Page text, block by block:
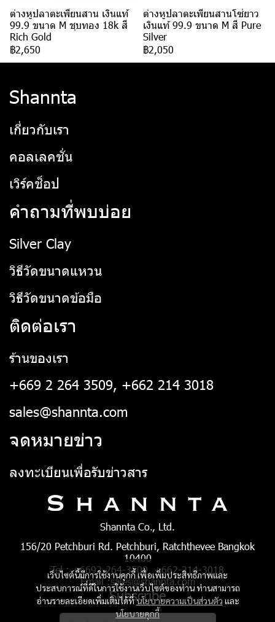
ต่างหูปลาตะเพียนสาน เงินแท้
99.9 ขนาด M ชุบทอง 18k สี
Rich Gold
฿2,650
ต่างหูปลาตะเพียนสานโซ่ยาว
เงินแท้ 99.9 ขนาด M สี Pure
Silver
฿2,050
เว็บไซต์นี้มีการใช้งานคุกกี้ เพื่อเพิ่มประสิทธิภาพและ
ประสบการณ์ที่ดีในการใช้งานเว็บไซต์ของท่าน ท่านสามารถ
อ่านรายละเอียดเพิ่มเติมได้ที่นโยบายความเป็นส่วนตัว และ
นโยบายคุกกี้
Shannta
เกี่ยวกับเรา
คอลเลคชั่น
เวิร์คช็อป
คำถามที่พบบ่อย
Silver Clay
วิธีวัดขนาดแหวน
วิธีวัดขนาดข้อมือ
ติดต่อเรา
ร้านของเรา
+669 2 264 3509, +662 214 3018
sales@shannta.com
จดหมายข่าว
ลงทะเบียนเพื่อรับข่าวสาร
Shannta Co., Ltd.
156/20 Petchburi Rd. Petchburi, Ratchthevee Bangkok
10400
Tel : +6692-264-3509, +662-214-3018
Email :sales@shannta.com
Subscribe